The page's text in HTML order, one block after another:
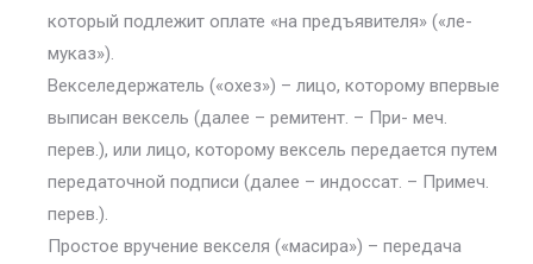
который подлежит оплате «на предъявителя» («ле-
муказ»).
Векселедержатель («охез») – лицо, которому впервые
выписан вексель (далее – ремитент. – При- меч.
перев.), или лицо, которому вексель передается путем
передаточной подписи (далее – индоссат. – Примеч.
перев.).
Простое вручение векселя («масира») – передача